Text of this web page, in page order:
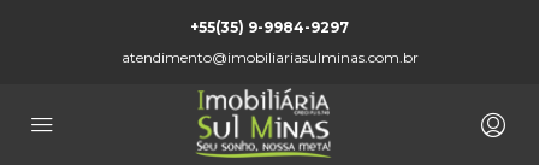
+55(35) 9-9984-9297
atendimento@imobiliariasulminas.com.br